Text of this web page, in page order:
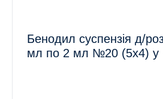
Бенодил суспензія д/
мл по 2 мл №20 (5х4) у